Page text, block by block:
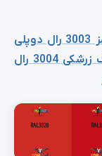
رنگ قرمز 3003 رال دوپلی
رنگ زرشکی 3004 رال